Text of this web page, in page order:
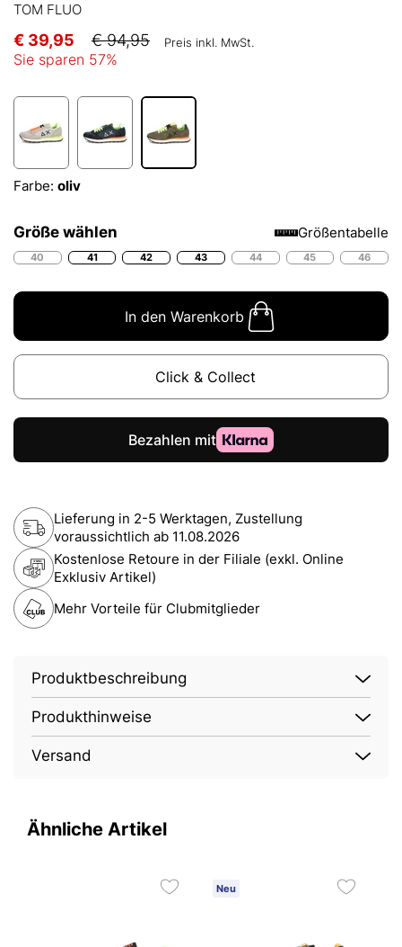
TOM FLUO
€ 39,95 € 94,95 Preis inkl. MwSt.
Sie sparen 57%
Farbe: oliv
Größe wählen Größentabelle
40 41 42 43 44 45 46
In den Warenkorb
Click & Collect
Lieferung in 2-5 Werktagen, Zustellung
voraussichtlich ab 11.08.2026
Kostenlose Retoure in der Filiale (exkl. Online
Exklusiv Artikel)
Mehr Vorteile für Clubmitglieder
Produktbeschreibung
Produkthinweise
Versand
Ähnliche Artikel
Neu